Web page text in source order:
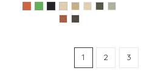
1 2 3